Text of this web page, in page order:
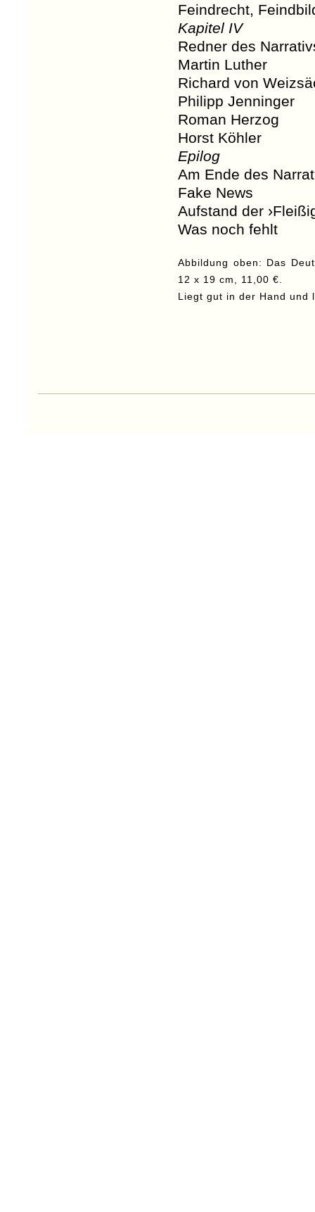
Feindrecht,
Kapitel IV
Redner des
Martin Luther
Richard von
Philipp Jenninger
Roman Herzog
Horst Köhler
Epilog
Am Ende des
Fake News
Aufstand der
Was noch fehlt
Abbildung oben: Das
12 x 19 cm, 11,00 €.
Liegt gut in der Hand und